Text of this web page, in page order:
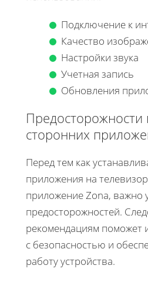
Подключение к
Качество
Настройки звука
Учетная запись
Обновления
Предосторожности
сторонних
Перед тем как
приложения на
приложение Zona, важно
предосторожностей.
рекомендациям поможет
с безопасностью и
работу устройства.